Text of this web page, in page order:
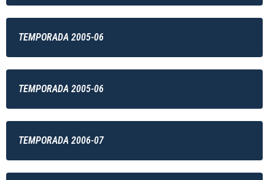
TEMPORADA 2005-06
TEMPORADA 2005-06
TEMPORADA 2006-07